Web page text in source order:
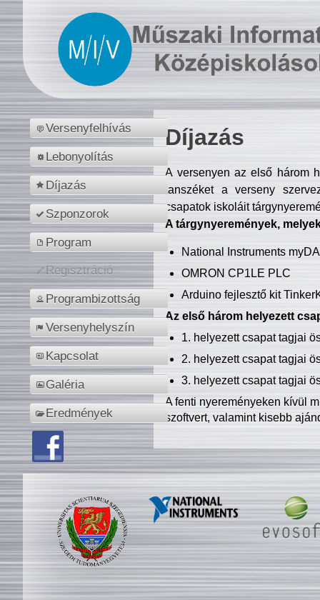
Versenyfelhívás
Lebonyolítás
Díjazás
Szponzorok
Program
Regisztráció
Programbizottság
Versenyhelyszín
Kapcsolat
Galéria
Eredmények
Díjazás
A versenyen az első három
tanszéket a verseny
csapatok iskoláit
A tárgynyeremények,
National Instruments
OMRON CP1LE PLC
Arduino fejlesztő kit
Az első három helyezett
1. helyezett csapat tagjai
2. helyezett csapat tagjai
3. helyezett csapat tagjai
A fenti nyereményeken kívül
szoftvert, valamint kisebb